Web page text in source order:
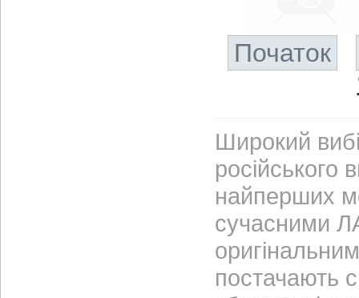
Початок
Широкий
найперших
сучасними
постачають